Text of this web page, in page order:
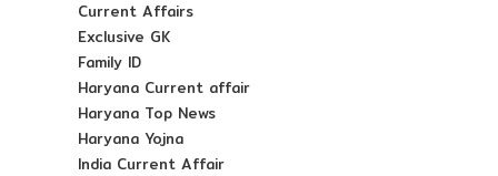
Current Affairs
Exclusive GK
Family ID
Haryana Current affair
Haryana Top News
Haryana Yojna
India Current Affair